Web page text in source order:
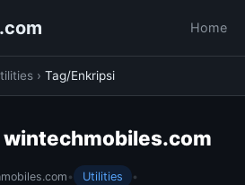
Home
› Tag/Enkripsi
• Utilities
•